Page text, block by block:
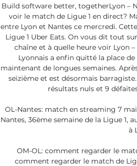
Build software better, togetherLyon –
voir le match de Ligue 1 en direct?
entre Lyon et Nantes ce mercredi.
Ligue 1 Uber Eats. On vous dit tout
chaîne et à quelle heure voir Lyon
Lyonnais a enfin quitté la place
maintenant de longues semaines.
seizième et est désormais
résultats nuls et 9
OL-Nantes: match en streaming 7
Nantes, 36ème semaine de la Ligue 1,
à
OM-OL: comment regarder le
comment regarder le match de